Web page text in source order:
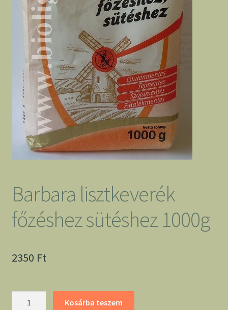
Barbara lisztkeverék
főzéshez sütéshez 1000g
2350 Ft
Kosárba teszem